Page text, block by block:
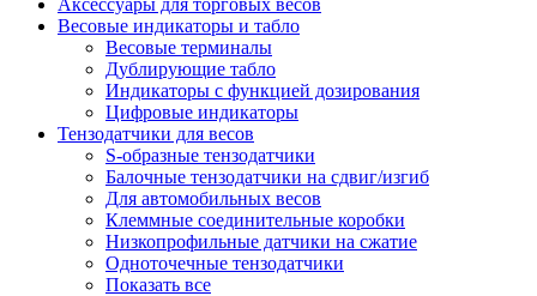
Аксессуары для торговых весов
Весовые индикаторы и табло
Весовые терминалы
Дублирующие табло
Индикаторы с функцией дозирования
Цифровые индикаторы
Тензодатчики для весов
S-образные тензодатчики
Балочные тензодатчики на сдвиг/изгиб
Для автомобильных весов
Клеммные соединительные коробки
Низкопрофильные датчики на сжатие
Одноточечные тензодатчики
Показать все